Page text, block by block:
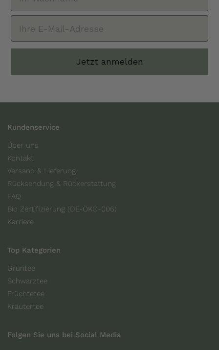
Jetzt anmelden
Kundenservice
Über uns
Kontakt
Versand & Lieferung
Rücksendung & Rückerstattung
FAQ
Bio Zertifizierung (DE-ÖKO-006)
Karriere
Top Kategorien
Grüntee
Schwarztee
Früchtetee
Kräutertee
Folgen Sie uns bei Social Media